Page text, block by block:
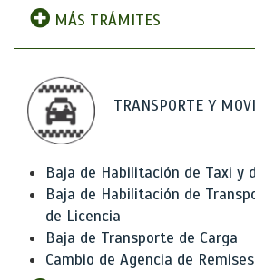
MÁS TRÁMITES
TRANSPORTE Y
Baja de Habilitación de Taxi y
Baja de Habilitación de
de Licencia
Baja de Transporte de Carga
Cambio de Agencia de Remises